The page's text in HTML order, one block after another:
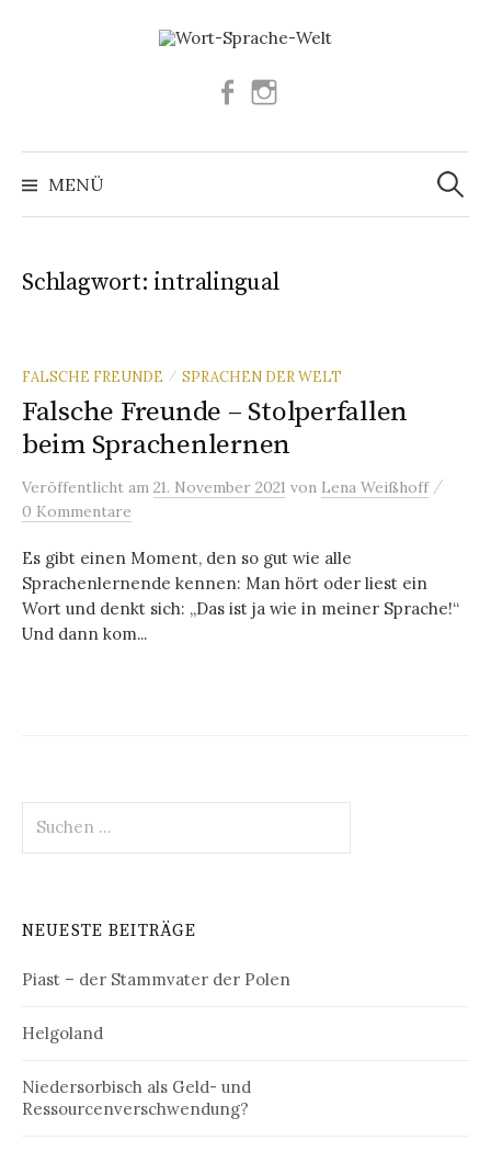
Facebook
MENÜ
Suchen
nach:
Schlagwort: intralingual
FALSCHE FREUNDE / SPRACHEN DER WELT
Falsche Freunde – Stolperfallen
beim Sprachenlernen
Veröffentlicht am 21. November 2021 von Lena Weißhoff /
0 Kommentare
Es gibt einen Moment, den so gut wie alle
Sprachenlernende kennen: Man hört oder liest ein
Wort und denkt sich: „Das ist ja wie in meiner Sprache!“
Und dann kom...
nach:
NEUESTE BEITRÄGE
Piast – der Stammvater der Polen
Helgoland
Niedersorbisch als Geld- und
Ressourcenverschwendung?